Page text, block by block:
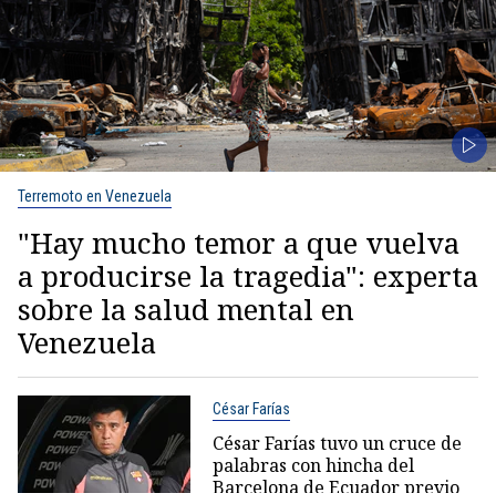
Terremoto en Venezuela
"Hay mucho temor a que vuelva
a producirse la tragedia": experta
sobre la salud mental en
Venezuela
César Farías
César Farías tuvo un cruce de
palabras con hincha del
Barcelona de Ecuador previo